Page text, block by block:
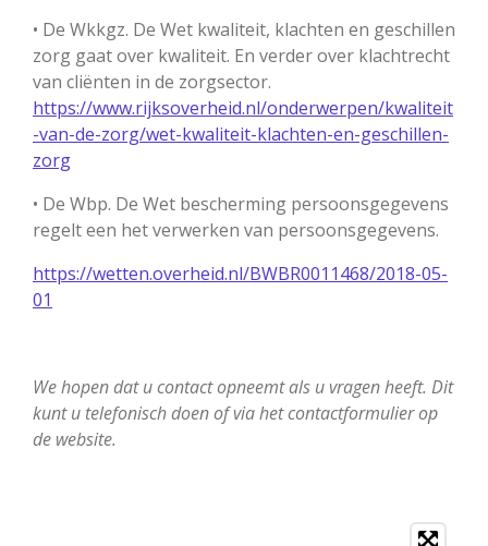
• De Wkkgz. De Wet kwaliteit, klachten en geschillen
zorg gaat over kwaliteit. En verder over klachtrecht
van cliënten in de zorgsector.
https://www.rijksoverheid.nl/onderwerpen/kwaliteit
-van-de-zorg/wet-kwaliteit-klachten-en-geschillen-
zorg
• De Wbp. De Wet bescherming persoonsgegevens
regelt een het verwerken van persoonsgegevens.
https://wetten.overheid.nl/BWBR0011468/2018-05-
01
We hopen dat u contact opneemt als u vragen heeft. Dit
kunt u telefonisch doen of via het contactformulier op
de website.